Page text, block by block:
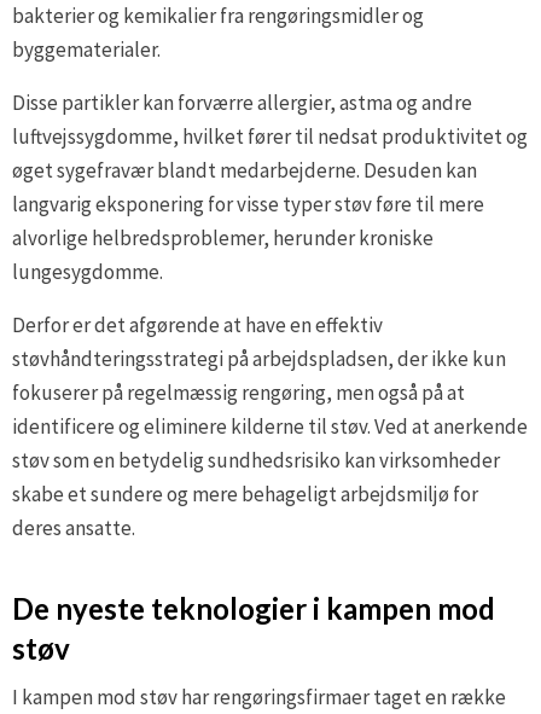
bakterier og kemikalier fra rengøringsmidler og
byggematerialer.
Disse partikler kan forværre allergier, astma og andre
luftvejssygdomme, hvilket fører til nedsat produktivitet og
øget sygefravær blandt medarbejderne. Desuden kan
langvarig eksponering for visse typer støv føre til mere
alvorlige helbredsproblemer, herunder kroniske
lungesygdomme.
Derfor er det afgørende at have en effektiv
støvhåndteringsstrategi på arbejdspladsen, der ikke kun
fokuserer på regelmæssig rengøring, men også på at
identificere og eliminere kilderne til støv. Ved at anerkende
støv som en betydelig sundhedsrisiko kan virksomheder
skabe et sundere og mere behageligt arbejdsmiljø for
deres ansatte.
De nyeste teknologier i kampen mod
støv
I kampen mod støv har rengøringsfirmaer taget en række